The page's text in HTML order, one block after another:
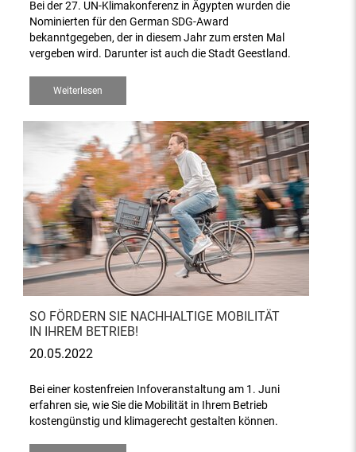
Bei der 27. UN-Klimakonferenz in Ägypten wurden die
Nominierten für den German SDG-Award
bekanntgegeben, der in diesem Jahr zum ersten Mal
vergeben wird. Darunter ist auch die Stadt Geestland.
Weiterlesen
SO FÖRDERN SIE NACHHALTIGE MOBILITÄT
IN IHREM BETRIEB!
20.05.2022
Bei einer kostenfreien Infoveranstaltung am 1. Juni
erfahren sie, wie Sie die Mobilität in Ihrem Betrieb
kostengünstig und klimagerecht gestalten können.